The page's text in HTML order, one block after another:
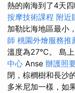
熱的南海到了4天四
按摩技術課程 附近
加勒比海地區最小
師 桃園外燴服務推
溫度為27°C。 島
中心 Anse 辦護照
閉，棕櫚樹和長沙
多米尼加一樣，如